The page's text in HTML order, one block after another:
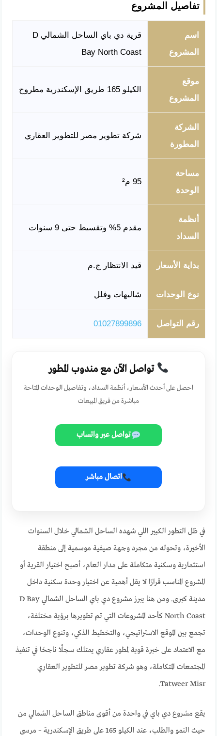
تفاصيل المشروع
اسم
المشروع
قرية دي باي الساحل الشمالي D
Bay North Coast
موقع
المشروع
الكيلو 165 طريق الإسكندرية مطروح
الشركة
المطورة
شركة تطوير مصر للتطوير العقاري
مساحة
الوحدة
95 م²
أنظمة
السداد
مقدم 5% وتقسيط حتى 9 سنوات
بداية الأسعار قيد الانتظار ج.م
نوع الوحدات شاليهات وفلل
رقم التواصل 01027899896
تواصل الآن مع مندوب المطور
احصل على أحدث الأسعار، أنظمة السداد، وتفاصيل الوحدات المتاحة
مباشرة من فريق المبيعات
تواصل عبر واتساب
اتصال مباشر
في ظل التطور الكبير اللي شهده الساحل الشمالي خلال السنوات
الأخيرة، وتحوله من مجرد وجهة صيفية موسمية إلى منطقة
استثمارية وسكنية متكاملة على مدار العام، أصبح اختيار القرية أو
المشروع المناسب قرارًا لا يقل أهمية عن اختيار وحدة سكنية داخل
مدينة كبرى. ومن هنا يبرز مشروع دي باي الساحل الشمالي D Bay
North Coast كأحد المشروعات التي تم تطويرها برؤية مختلفة،
تجمع بين الموقع الاستراتيجي، والتخطيط الذكي، وتنوع الوحدات،
مع الاعتماد على خبرة قوية لمطور عقاري يمتلك سجلًا ناجحًا في تنفيذ
المجتمعات المتكاملة، وهو شركة تطوير مصر للتطوير العقاري
Tatweer Misr.
يقع مشروع دي باي في واحدة من أقوى مناطق الساحل الشمالي من
حيث النمو والطلب، عند الكيلو 165 على طريق الإسكندرية – مرسى